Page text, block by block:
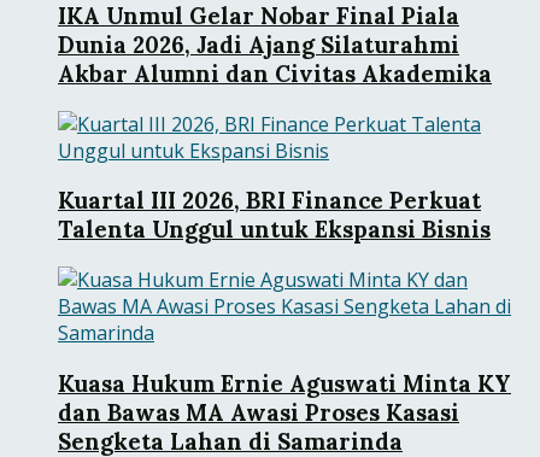
IKA Unmul Gelar Nobar Final Piala
Dunia 2026, Jadi Ajang Silaturahmi
Akbar Alumni dan Civitas Akademika
Kuartal III 2026, BRI Finance Perkuat
Talenta Unggul untuk Ekspansi Bisnis
Kuasa Hukum Ernie Aguswati Minta KY
dan Bawas MA Awasi Proses Kasasi
Sengketa Lahan di Samarinda